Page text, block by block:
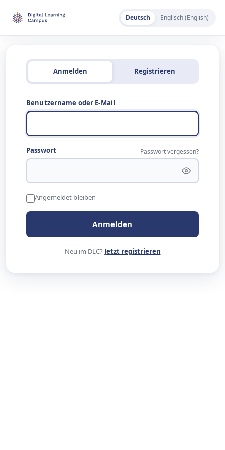
Deutsch Englisch (English)
Anmelden Registrieren
Benutzername oder E-Mail
Passwort Passwort vergessen?
Angemeldet bleiben
Anmelden
Neu im DLC? Jetzt registrieren